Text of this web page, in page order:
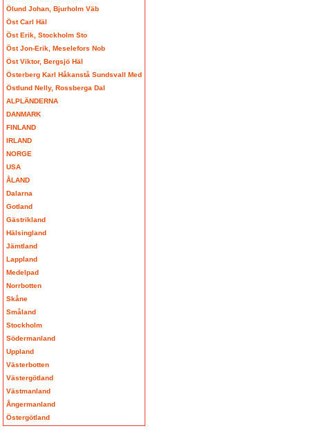
Ölund Johan, Bjurholm Väb
Öst Carl Häl
Öst Erik, Stockholm Sto
Öst Jon-Erik, Meselefors Nob
Öst Viktor, Bergsjö Häl
Österberg Karl Håkanstå Sundsvall Med
Östlund Nelly, Rossberga Dal
ALPLÄNDERNA
DANMARK
FINLAND
IRLAND
NORGE
USA
ÅLAND
Dalarna
Gotland
Gästrikland
Hälsingland
Jämtland
Lappland
Medelpad
Norrbotten
Skåne
Småland
Stockholm
Södermanland
Uppland
Västerbotten
Västergötland
Västmanland
Ångermanland
Östergötland